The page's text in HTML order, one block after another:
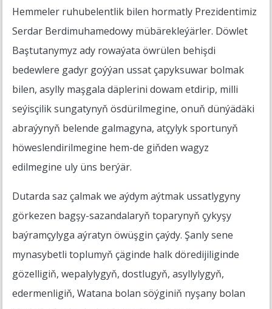
Hemmeler ruhubelentlik bilen hormatly Prezidentimiz
Serdar Berdimuhamedowy mübärekleýärler. Döwlet
Baştutanymyz ady rowaýata öwrülen behişdi
bedewlere gadyr goýýan ussat çapyksuwar bolmak
bilen, asylly maşgala däplerini dowam etdirip, milli
seýisçilik sungatynyň ösdürilmegine, onuň dünýädäki
abraýynyň belende galmagyna, atçylyk sportunyň
höweslendirilmegine hem-de giňden wagyz
edilmegine uly üns berýär.
Dutarda saz çalmak we aýdym aýtmak ussatlygyny
görkezen bagşy-sazandalaryň toparynyň çykyşy
baýramçylyga aýratyn öwüşgin çaýdy. Şanly sene
mynasybetli toplumyň çäginde halk döredijiliginde
gözelligiň, wepalylygyň, dostlugyň, asyllylygyň,
edermenligiň, Watana bolan söýginiň nyşany bolan